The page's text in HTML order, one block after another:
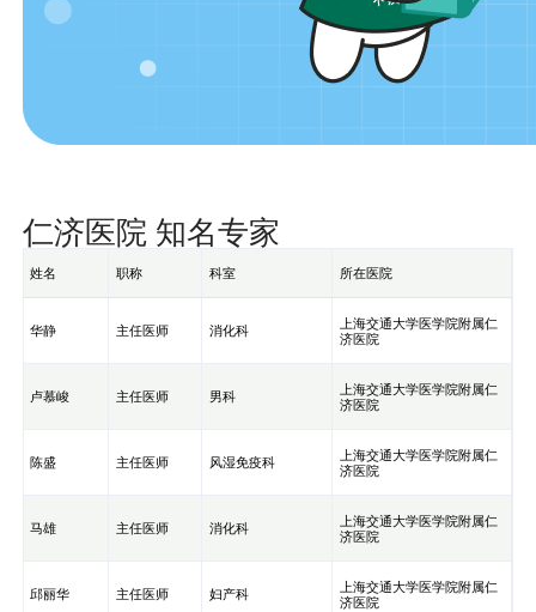
仁济医院 知名专家
姓名 职称 科室 所在医院
华静 主任医师 消化科
上海交通大学医学院附属仁
济医院
卢慕峻 主任医师 男科
上海交通大学医学院附属仁
济医院
陈盛 主任医师 风湿免疫科
上海交通大学医学院附属仁
济医院
马雄 主任医师 消化科
上海交通大学医学院附属仁
济医院
邱丽华 主任医师 妇产科
上海交通大学医学院附属仁
济医院